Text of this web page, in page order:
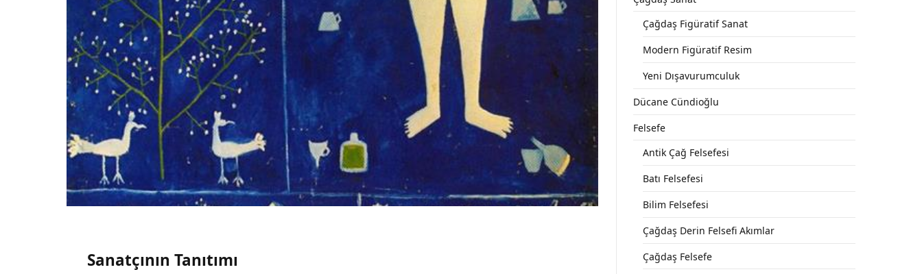
Sanatçının Tanıtımı
Çağdaş Figüratif Sanat
Modern Figüratif Resim
Yeni Dışavurumculuk
Dücane Cündioğlu
Felsefe
Antik Çağ Felsefesi
Batı Felsefesi
Bilim Felsefesi
Çağdaş Derin Felsefi Akımlar
Çağdaş Felsefe